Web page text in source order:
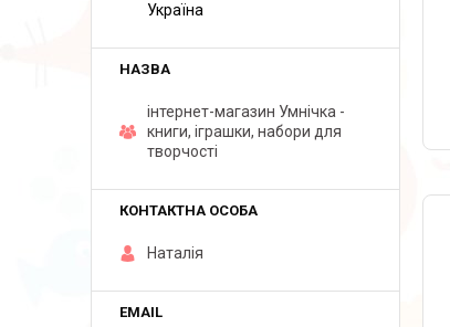
Україна
інтернет-магазин Умнічка -
книги, іграшки, набори для
творчості
Наталія